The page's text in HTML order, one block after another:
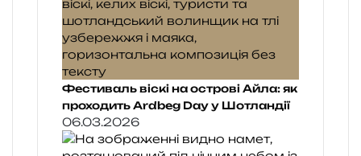
Фестиваль віскі на острові Айла: як
проходить Ardbeg Day у Шотландії
06.03.2026